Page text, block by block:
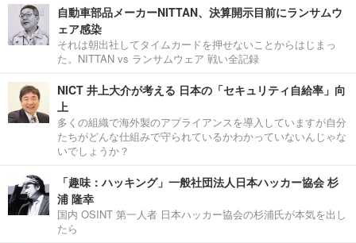
自動車部品メーカーNITTAN、決算開示目前にランサムウ
ェア感染
それは朝出社してタイムカードを押せないことからはじまっ
た。NITTAN vs ランサムウェア 戦い全記録
NICT 井上大介が考える 日本の「セキュリティ自給率」向
上
多くの組織で海外製のアプライアンスを導入していますが自分
たちがどんな仕組みで守られているかわかっていないんじゃな
いでしょうか？
「趣味：ハッキング」一般社団法人日本ハッカー協会 杉
浦 隆幸
国内 OSINT 第一人者 日本ハッカー協会の杉浦氏が本気を出し
たら